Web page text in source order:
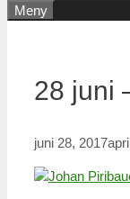
Meny
28 juni
juni 28, 2017